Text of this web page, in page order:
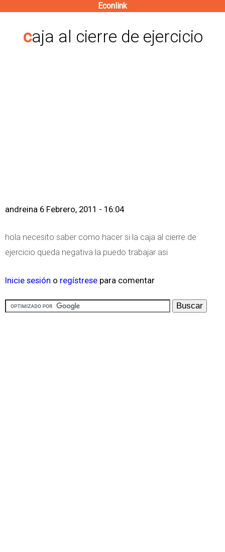
contenido
Econlink
caja al cierre de ejercicio
andreina 6 Febrero, 2011 - 16:04
hola necesito saber como hacer si la caja al cierre de
ejercicio queda negativa la puedo trabajar asi
Inicie sesión o regístrese para comentar